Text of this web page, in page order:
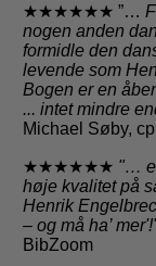
★★★★★★ ”…
nogen anden
formidle den
levende som
Bogen er en
... intet mindre
Michael Søby,
★★★★★★ "…
høje kvalitet på
Henrik
– og må ha’
BibZoom